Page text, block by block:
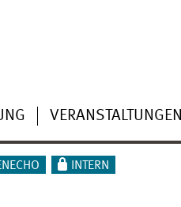
VERANSTALTUNGEN
INTERN